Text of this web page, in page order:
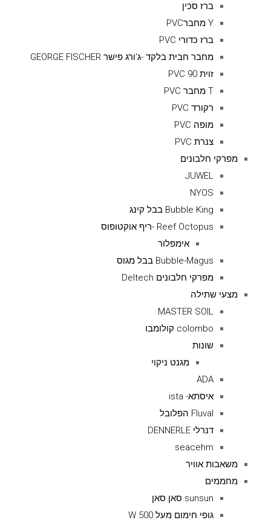
ברז סכין
Y מחברPVC
ברז כדורי PVC
מחבר חבית בלקד -ג'ורג פישר GEORGE FISCHER
זוית 90 PVC
T מחבר PVC
רקורד PVC
מופה PVC
צנרת PVC
מפרקי חלבונים
JUWEL
NYOS
Bubble King בבל קינג
Reef Octopus -ריף אוקטופוס
אימפלור
Bubble-Magus בבל מגוס
מפרקי חלבונים Deltech
מצעי שתילה
MASTER SOIL
colombo קולומבו
שונות
מגנט ניקוי
ADA
איסתא- ista
Fluval הפלובל
דנרלי DENNERLE
seacehm
משאבות אוויר
מחממים
sunsun סאן סאן
גופי חימום מעל 500 W